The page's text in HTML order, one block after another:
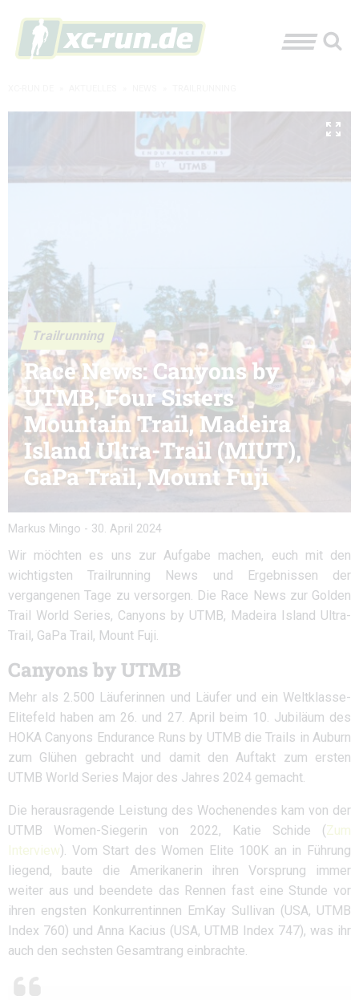
Trailrunning
Race News: Canyons by
UTMB, Four Sisters
Mountain Trail, Madeira
Island Ultra-Trail (MIUT),
GaPa Trail, Mount Fuji
Markus Mingo - 30. April 2024
Wir möchten es uns zur Aufgabe machen, euch mit den
wichtigsten Trailrunning News und Ergebnissen der
vergangenen Tage zu versorgen. Die Race News zur Golden
Trail World Series, Canyons by UTMB, Madeira Island Ultra-
Trail, GaPa Trail, Mount Fuji.
Canyons by UTMB
Mehr als 2.500 Läuferinnen und Läufer und ein Weltklasse-
Elitefeld haben am 26. und 27. April beim 10. Jubiläum des
HOKA Canyons Endurance Runs by UTMB die Trails in Auburn
zum Glühen gebracht und damit den Auftakt zum ersten
UTMB World Series Major des Jahres 2024 gemacht.
Die herausragende Leistung des Wochenendes kam von der
UTMB Women-Siegerin von 2022, Katie Schide (Zum
Interview). Vom Start des Women Elite 100K an in Führung
liegend, baute die Amerikanerin ihren Vorsprung immer
weiter aus und beendete das Rennen fast eine Stunde vor
ihren engsten Konkurrentinnen EmKay Sullivan (USA, UTMB
Index 760) und Anna Kacius (USA, UTMB Index 747), was ihr
auch den sechsten Gesamtrang einbrachte.